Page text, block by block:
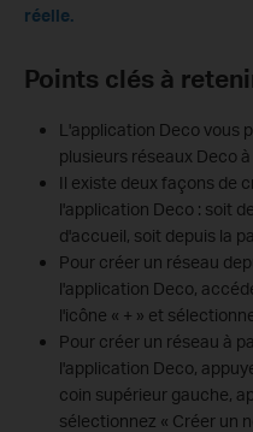
réelle.
Points clés à
L'application Deco vous
plusieurs réseaux Deco
Il existe deux façons de
l'application Deco : soit
d'accueil, soit depuis la
Pour créer un réseau
l'application Deco,
l'icône « + » et
Pour créer un réseau à
l'application Deco,
coin supérieur gauche,
sélectionnez « Créer un